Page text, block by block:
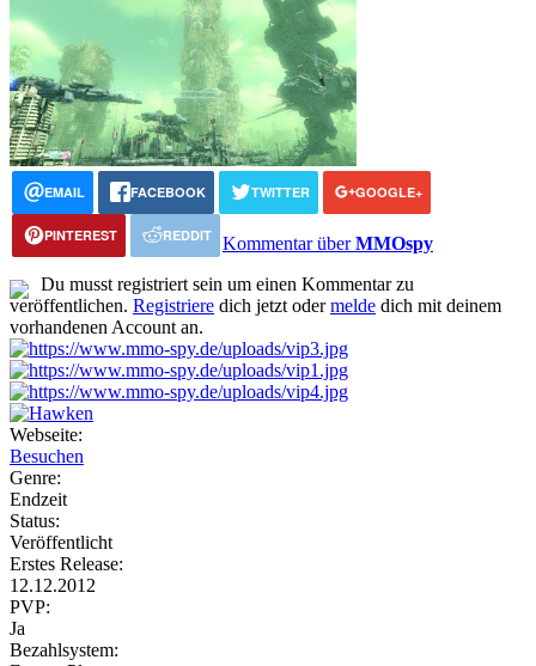
EMAIL FACEBOOK TWITTER GOOGLE+
PINTEREST REDDIT Kommentar überMMOspy
Du musst registriert sein um einen Kommentar zu
veröffentlichen. Registriere dich jetzt odermelde dich mit deinem
vorhandenen Account an.
Webseite:
Besuchen
Genre:
Endzeit
Status:
Veröffentlicht
Erstes Release:
12.12.2012
PVP:
Ja
Bezahlsystem: